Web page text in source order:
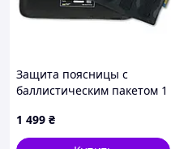
Защита поясницы с
баллистическим пакетом 1
Multicam
1 499 ₴